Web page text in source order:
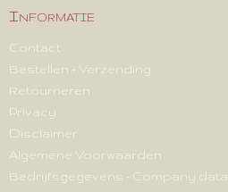
Informatie
Contact
Bestellen + Verzending
Retourneren
Privacy
Disclaimer
Algemene Voorwaarden
Bedrijfsgegevens - Company data